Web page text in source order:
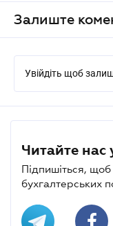
Залиште
Увійдіть щоб
Читайте
Підпишіться,
бухгалтерських